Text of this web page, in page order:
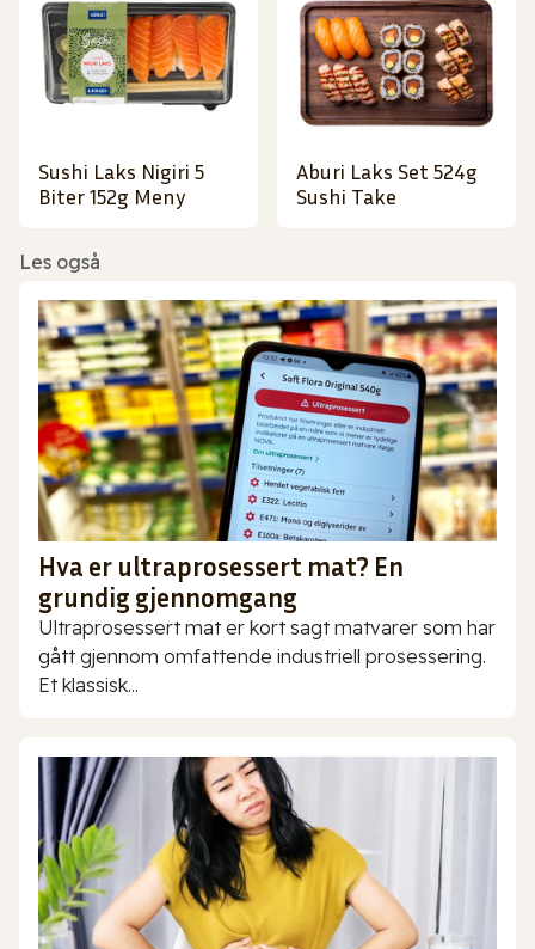
Sushi Laks Nigiri 5
Biter 152g Meny
Aburi Laks Set 524g
Sushi Take
Les også
Hva er ultraprosessert mat? En
grundig gjennomgang
Ultraprosessert mat er kort sagt matvarer som har
gått gjennom omfattende industriell prosessering.
Et klassisk...